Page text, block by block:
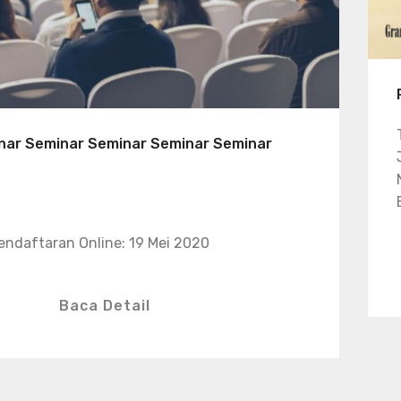
Seminar Seminar Seminar Seminar
Online: 19 Mei 2020
Baca Detail